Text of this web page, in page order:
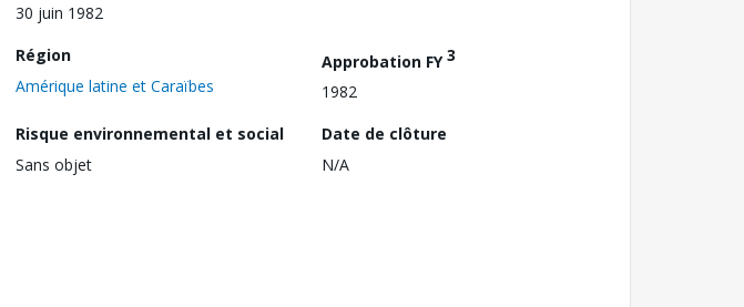
30 juin 1982
Région
Amérique latine et Caraïbes
Approbation FY3
1982
Risque environnemental et social
Sans objet
Date de clôture
N/A